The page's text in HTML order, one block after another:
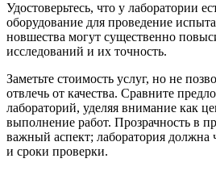
Удостоверьтесь, что у лаборатории
оборудование для проведение
новшества могут существенно
исследований и их точность.
Заметьте стоимость услуг, но не
отвлечь от качества. Сравните
лабораторий, уделяя внимание как
выполнение работ. Прозрачность в
важный аспект; лаборатория должна
и сроки проверки.